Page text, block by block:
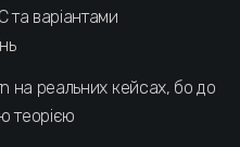
та варіантами
на реальних кейсах, бо до
теорією